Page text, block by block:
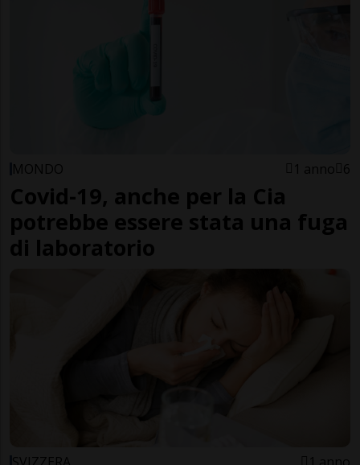
MONDO 1 anno 6
Covid-19, anche per la Cia
potrebbe essere stata una fuga
di laboratorio